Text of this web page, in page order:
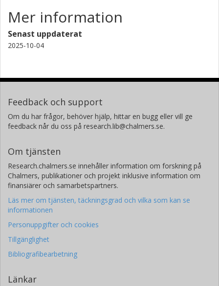
Mer information
Senast uppdaterat
2025-10-04
Feedback och support
Om du har frågor, behöver hjälp, hittar en bugg eller vill ge
feedback når du oss på research.lib@chalmers.se.
Om tjänsten
Research.chalmers.se innehåller information om forskning på
Chalmers, publikationer och projekt inklusive information om
finansiärer och samarbetspartners.
Läs mer om tjänsten, täckningsgrad och vilka som kan se
informationen
Personuppgifter och cookies
Tillgänglighet
Bibliografibearbetning
Länkar